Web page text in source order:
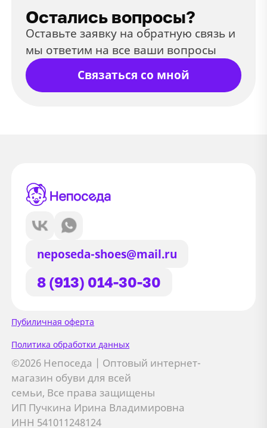
Остались вопросы?
Оставьте заявку на обратную связь и
мы ответим на все ваши вопросы
Связаться со мной
neposeda-shoes@mail.ru
8 (913) 014-30-30
Пубиличная оферта
Политика обработки данных
©2026 Непоседа | Оптовый интернет-
магазин обуви для всей
семьи, Все права защищены
ИП Пучкина Ирина Владимировна
ИНН 541011248124
Сайт использует файлы Cookie
Мы используем файлы cookie и
сторонние сервисы (Yandex.Metrica и
AppMetrica) для анализа трафика,
персонализации контента и улучшения
сайта.
Подробнее см. вПолитике обработки персональных